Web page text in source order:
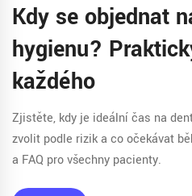
Kdy se objednat
hygienu?
každého
Zjistěte, kdy je ideální čas na
zvolit podle rizik a co očekávat
a FAQ pro všechny pacienty.